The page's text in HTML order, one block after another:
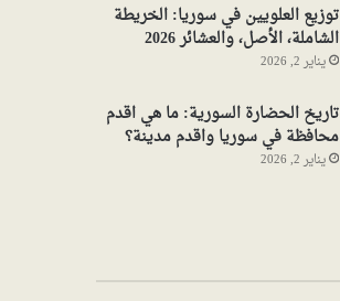
توزيع العلويين في سوريا: الخريطة
الشاملة، الأصل، والعشائر 2026
يناير 2, 2026
تاريخ الحضارة السورية: ما هي اقدم
محافظة في سوريا واقدم مدينة؟
يناير 2, 2026